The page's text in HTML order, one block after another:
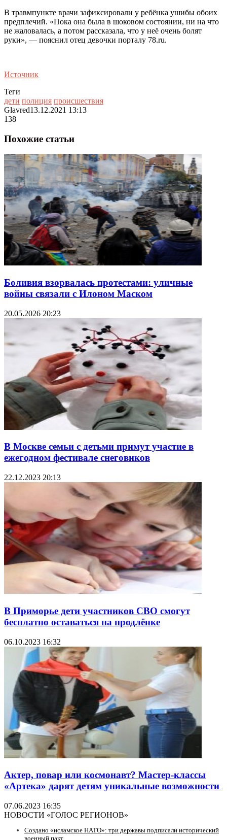
В травмпункте врачи зафиксировали у ребёнка ушибы обоих
предплечий. «Пока она была в шоковом состоянии, ни на что
не жаловалась, а потом рассказала, что у неё очень болят
руки», — пояснил отец девочки порталу 78.ru.
Источник
Теги
дети полиция происшествия
Glavred13.12.2021 13:13
138
Похожие статьи
Боливия взорвалась протестами: уличные
войны связали с Илоном Маском
20.05.2026 20:23
В Москве семьи с детьми примут участие в
ежегодном фестивале снеговиков
22.12.2023 20:13
В Приморье дети участников СВО смогут
бесплатно оставаться на продлёнке
06.10.2023 16:32
Актер, повар или космонавт? Мастер-классы
«Артека» дарят детям уникальные возможности
07.06.2023 16:35
НОВОСТИ «ГОЛОС РЕГИОНОВ»
Создано «исламское НАТО»: три державы подписали исторический
военный пакт